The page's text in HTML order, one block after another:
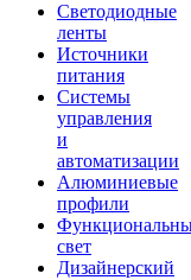
Светодиодные
ленты
Источники
питания
Системы
управления
и
автоматизации
Алюминиевые
профили
свет
Дизайнерский